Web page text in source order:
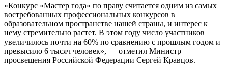
«Конкурс «Мастер года» по праву считается одним из самых
востребованных профессиональных конкурсов в
образовательном пространстве нашей страны, и интерес к
нему стремительно растет. В этом году число участников
увеличилось почти на 60% по сравнению с прошлым годом и
превысило 6 тысяч человек», — отметил Министр
просвещения Российской Федерации Сергей Кравцов.